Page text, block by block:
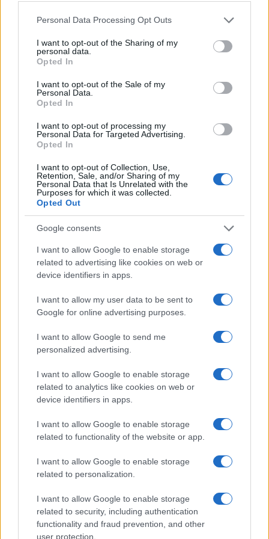
Please note that this website/app uses one or more Google
not limited to your visit or usage behaviour. You may click to
grant or deny consent to Google and its third-party tags to
use your data for below specified purposes in below Google
consent section.
Personal Data Processing Opt Outs
I want to opt-out of the Sharing of my
personal data.
Opted In
I want to opt-out of the Sale of my
Personal Data.
Opted In
I want to opt-out of processing my
Personal Data for Targeted Advertising.
Opted In
I want to opt-out of Collection, Use,
Retention, Sale, and/or Sharing of my
Personal Data that Is Unrelated with the
Purposes for which it was collected.
Opted Out
Google consents
I want to allow Google to enable storage
related to advertising like cookies on web or
device identifiers in apps.
I want to allow my user data to be sent to
Google for online advertising purposes.
I want to allow Google to send me
personalized advertising.
I want to allow Google to enable storage
related to analytics like cookies on web or
device identifiers in apps.
I want to allow Google to enable storage
related to functionality of the website or app.
I want to allow Google to enable storage
related to personalization.
I want to allow Google to enable storage
related to security, including authentication
functionality and fraud prevention, and other
user protection.
Un Arcipelago Senza Plastica
i tuoi video e le tue foto
345 356 7512
Notizie in tempo reale?
GalluraOggi.it
daGoogle News
Condividi l'articolo
F
a
ce
o
o
T
w
it
te
r
Pi
n
te
st
W
h
at
A
p
S
h
a
Articolo precedente
NOTIZIE RECENTI